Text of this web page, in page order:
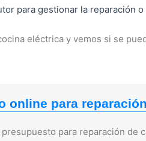
para gestionar la reparación
eléctrica y vemos si se
online para
para reparación de